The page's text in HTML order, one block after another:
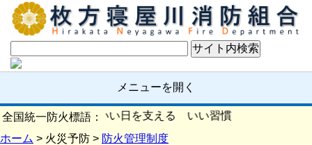
メニューを開く
全国統一防火標語：
火の確認 いい日を支える いい習慣
ホーム > 火災予防 > 防火管理制度